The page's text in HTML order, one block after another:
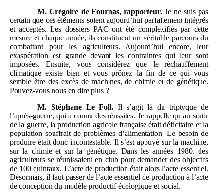
M. Grégoire de Fournas, rapporteur. Je ne suis pas
certain que ces éléments soient aujourd’hui parfaitement intégrés
et acceptés. Les dossiers PAC ont été complexifiés par cette
mesure et chaque année, ils constituent un véritable parcours du
combattant pour les agriculteurs. Aujourd’hui encore, leur
exaspération est grande devant les contraintes qui leur sont
imposées. Ensuite, vous considérez que le réchauffement
climatique existe bien et vous prônez la fin de ce qui vous
semble être des excès de machines, de chimie et de génétique.
Pouvez-vous nous en dire plus ?
M. Stéphane Le Foll. Il s’agit là du triptyque de
l’après-guerre, qui a connu des réussites. Je rappelle qu’au sortir
de la guerre, la production agricole française était déficitaire et la
population souffrait de problèmes d’alimentation. Le besoin de
produire était donc incontestable. Il s’est appuyé sur la machine,
sur la chimie et sur la génétique. Dans les années 1980, des
agriculteurs se réunissaient en club pour demander des objectifs
de 100 quintaux. L’acte de production était alors l’acte essentiel.
Désormais, il faut passer de l’acte essentiel de production à l’acte
de conception du modèle productif écologique et social.